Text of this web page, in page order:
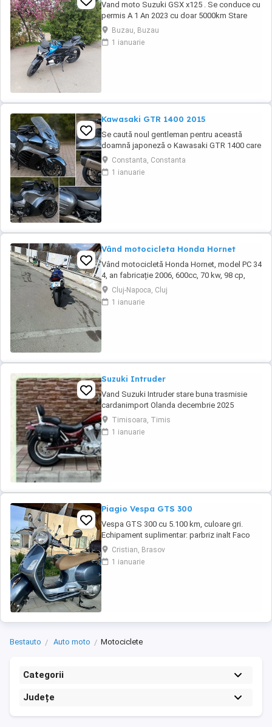
Vand moto Suzuki GSX x125 . Se conduce cu
permis A 1 An 2023 cu doar 5000km Stare
impecabila , fara cazaturi ITP valabil pana in
noiembrie 2027 Revizii si schimb de ulei in
service autorizat
Buzau, Buzau
1 ianuarie
Kawasaki GTR 1400 2015
Se caută noul gentleman pentru această
doamnă japoneză o Kawasaki GTR 1400 care
încă întoarce priviri și iubește kilometrii. A fost
răsfățată, întreținută la timp și tratată cu
respect. O dau doar cuiva care va avea grijă
Constanta, Constanta
1 ianuarie
Vând motocicleta Honda Hornet
Vând motocicletă Honda Hornet, model PC 34
4, an fabricație 2006, 600cc, 70 kw, 98 cp,
inspecție tehnică valabilă până în august 2027
. Preț 1900 euro
Cluj-Napoca, Cluj
1 ianuarie
Suzuki Intruder
Vand Suzuki Intruder stare buna trasmisie
cardanimport Olanda decembrie 2025
inmatriculat RO IN FEBRUARIE Nu raspund la
mesaje.Schimb cu ATV plus sau minus
diferenta
Timisoara, Timis
1 ianuarie
Piagio Vespa GTS 300
Vespa GTS 300 cu 5.100 km, culoare gri.
Echipament suplimentar: parbriz inalt Faco
(montat 2026), geanta portbagaj Classic;
prelungitor scarite pasager; suspensie fata
Bitubo si frane fata spate Frando; incarcare
Cristian, Brasov
1 ianuarie
Bestauto Auto moto Motociclete
Categorii
Județe